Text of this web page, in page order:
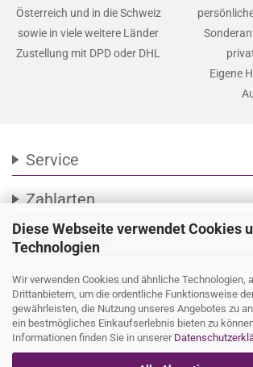
Diese Webseite verwendet Cookies
Technologien
Wir verwenden Cookies und ähnliche Technologien,
Drittanbietern, um die ordentliche Funktionsweise
gewährleisten, die Nutzung unseres Angebotes zu
ein bestmögliches Einkaufserlebnis bieten zu
Informationen finden Sie in unserer
Österreich und in die Schweiz
sowie in viele weitere Länder
Zustellung mit DPD oder DHL
Eigene
Service
Zahlarten
Social Media
Wir versenden mit
Ihre persönliche Seite